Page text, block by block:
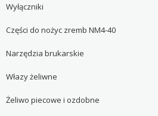
Wyłączniki
Części do nożyc zremb NM4-40
Narzędzia brukarskie
Włazy żeliwne
Żeliwo piecowe i ozdobne